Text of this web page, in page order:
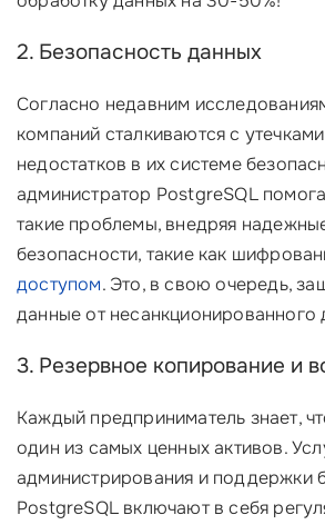
2. Безопасность данных
Согласно недавним
компаний сталкиваются с
недостатков в их системе
администратор PostgreSQL
такие проблемы, внедряя
безопасности, такие как
доступом. Это, в свою очередь,
данные от несанкционированного
3. Резервное копирование и
Каждый предприниматель знает,
один из самых ценных активов.
администрирования и поддержки
PostgreSQL включают в себя